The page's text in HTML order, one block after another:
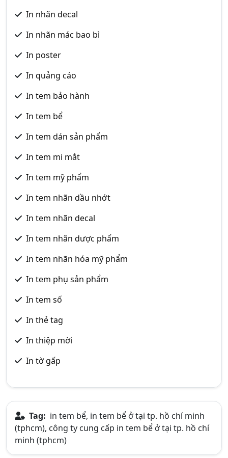
In nhãn decal
In nhãn mác bao bì
In poster
In quảng cáo
In tem bảo hành
In tem bể
In tem dán sản phẩm
In tem mi mắt
In tem mỹ phẩm
In tem nhãn dầu nhớt
In tem nhãn decal
In tem nhãn dược phẩm
In tem nhãn hóa mỹ phẩm
In tem phụ sản phẩm
In tem số
In thẻ tag
In thiệp mời
In tờ gấp
Tag: in tem bể, in tem bể ở tại tp. hồ chí minh
(tphcm), công ty cung cấp in tem bể ở tại tp. hồ chí
minh (tphcm)